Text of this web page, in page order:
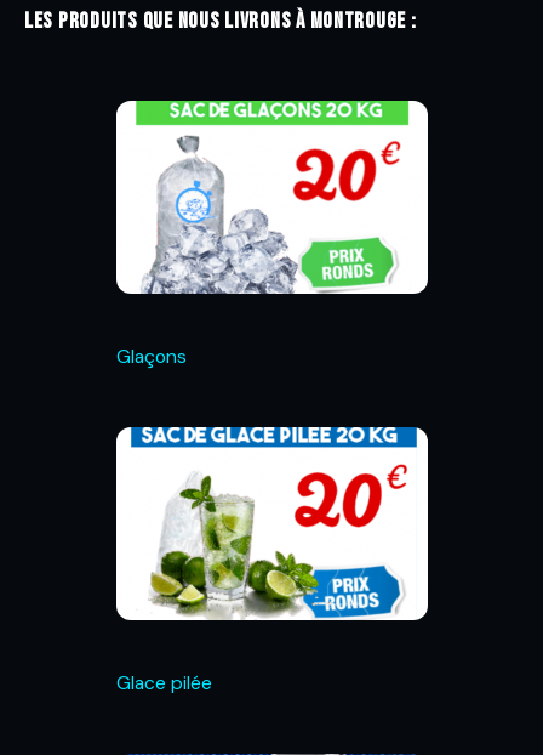
Les produits que nous livrons à Montrouge :
Glaçons
Glace pilée